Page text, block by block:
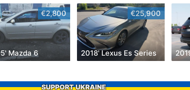
€2,800
Mazda 6
€25,900
2018' Lexus Es Series
SUPPORT UKRAINE